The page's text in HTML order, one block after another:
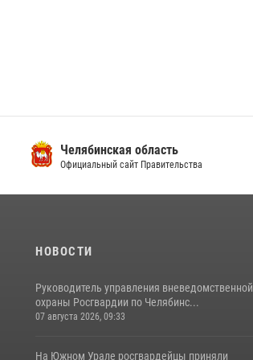
Челябинская область
Официальный сайт Правительства
НОВОСТИ
Руководитель управления вневедомственной
охраны Росгвардии по Челябинс...
07 августа 2026, 09:33
На Южном Урале росгвардейцы приняли